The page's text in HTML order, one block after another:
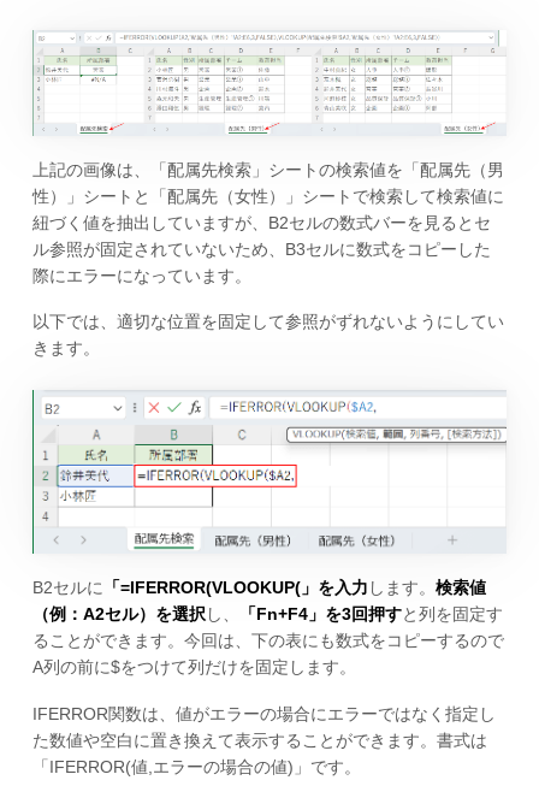
上記の画像は、「配属先検索」シートの検索値を「配属先（男
性）」シートと「配属先（女性）」シートで検索して検索値に
紐づく値を抽出していますが、B2セルの数式バーを見るとセ
ル参照が固定されていないため、B3セルに数式をコピーした
際にエラーになっています。
以下では、適切な位置を固定して参照がずれないようにしてい
きます。
B2セルに 「=IFERROR(VLOOKUP(」を入力 します。 検索値
（例：A2セル）を選択 し、 「Fn+F4」を3回押すと列を固定す
ることができます。今回は、下の表にも数式をコピーするので
A列の前に$をつけて列だけを固定します。
IFERROR関数は、値がエラーの場合にエラーではなく指定し
た数値や空白に置き換えて表示することができます。書式は
「IFERROR(値,エラーの場合の値)」です。